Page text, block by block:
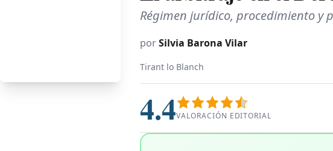
Régimen jurídico, procedimiento y
porSilvia Barona Vilar
Tirant lo Blanch
4.4VALORACIÓN EDITORIAL